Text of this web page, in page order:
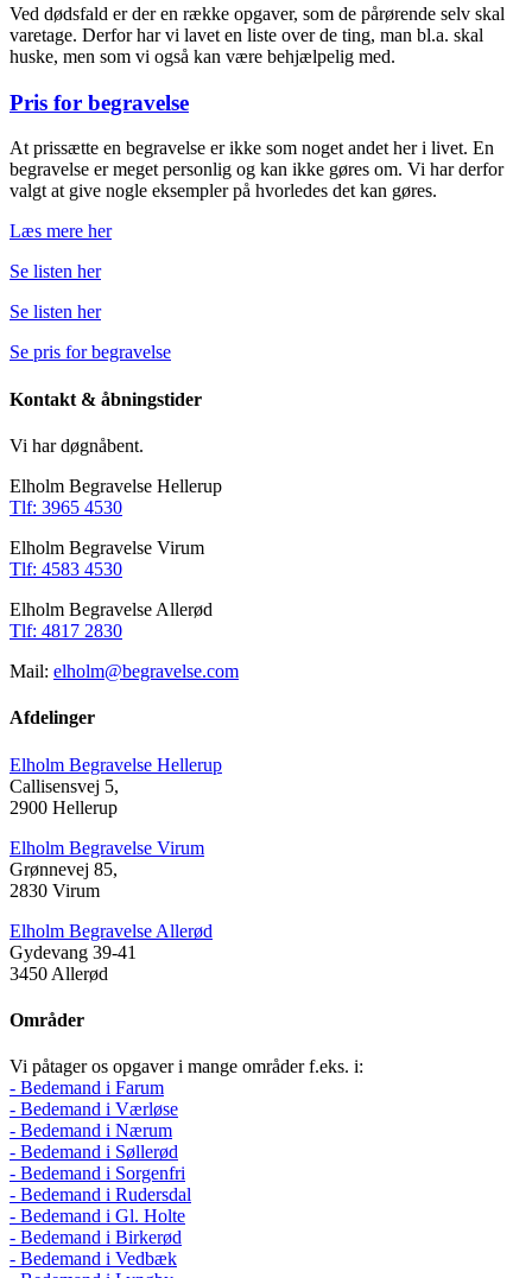
Ved dødsfald er der en række opgaver, som de pårørende selv skal
varetage. Derfor har vi lavet en liste over de ting, man bl.a. skal
huske, men som vi også kan være behjælpelig med.
Pris for begravelse
At prissætte en begravelse er ikke som noget andet her i livet. En
begravelse er meget personlig og kan ikke gøres om. Vi har derfor
valgt at give nogle eksempler på hvorledes det kan gøres.
Læs mere her
Se listen her
Se listen her
Se pris for begravelse
Kontakt & åbningstider
Vi har døgnåbent.
Elholm Begravelse Hellerup
Tlf: 3965 4530
Elholm Begravelse Virum
Tlf: 4583 4530
Elholm Begravelse Allerød
Tlf: 4817 2830
Mail: elholm@begravelse.com
Afdelinger
Elholm Begravelse Hellerup
Callisensvej 5,
2900 Hellerup
Elholm Begravelse Virum
Grønnevej 85,
2830 Virum
Elholm Begravelse Allerød
Gydevang 39-41
3450 Allerød
Områder
Vi påtager os opgaver i mange områder f.eks. i:
- Bedemand i Farum
- Bedemand i Værløse
- Bedemand i Nærum
- Bedemand i Søllerød
- Bedemand i Sorgenfri
- Bedemand i Rudersdal
- Bedemand i Gl. Holte
- Bedemand i Birkerød
- Bedemand i Vedbæk